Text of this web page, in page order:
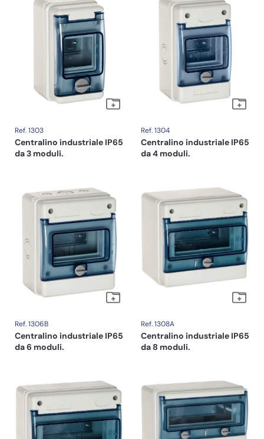
Ref. 1303
Centralino industriale IP65
da 3 moduli.
Ref. 1304
Centralino industriale IP65
da 4 moduli.
Ref. 1306B
Centralino industriale IP65
da 6 moduli.
Ref. 1308A
Centralino industriale IP65
da 8 moduli.